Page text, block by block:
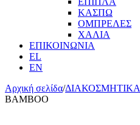
ΚΑΣΠΩ
ΟΜΠΡΕΛΕΣ
ΧΑΛΙΑ
ΕΠΙΚΟΙΝΩΝΙΑ
EL
EN
Αρχική σελίδα/ΔΙΑΚΟΣΜΗΤΙΚΑ
BAMBOO